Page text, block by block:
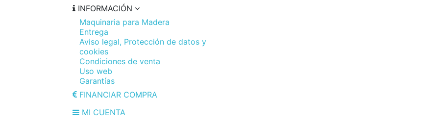
INFORMACIÓN
Maquinaria para Madera
Entrega
Aviso legal, Protección de datos y
cookies
Condiciones de venta
Uso web
Garantías
FINANCIAR COMPRA
MI CUENTA